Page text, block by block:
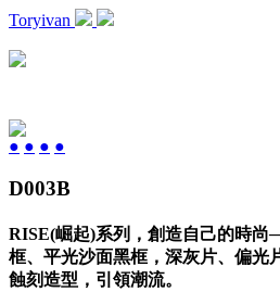
Toryivan
● ● ● ●
D003B
RISE(崛起)系列，創造自己的時尚
框、平光沙面黑框，深灰片、偏光
蝕刻造型，引領潮流。